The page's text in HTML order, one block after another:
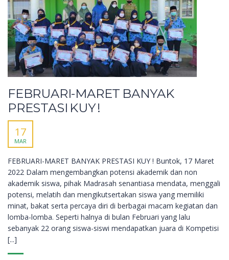
FEBRUARI-MARET BANYAK
PRESTASI KUY !
17
MAR
FEBRUARI-MARET BANYAK PRESTASI KUY ! Buntok, 17 Maret
2022 Dalam mengembangkan potensi akademik dan non
akademik siswa, pihak Madrasah senantiasa mendata, menggali
potensi, melatih dan mengikutsertakan siswa yang memiliki
minat, bakat serta percaya diri di berbagai macam kegiatan dan
lomba-lomba. Seperti halnya di bulan Februari yang lalu
sebanyak 22 orang siswa-siswi mendapatkan juara di Kompetisi
[...]